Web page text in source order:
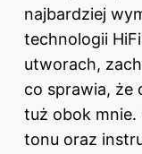
najbardziej
technologii
utworach,
co sprawia, że
tuż obok mnie.
tonu oraz